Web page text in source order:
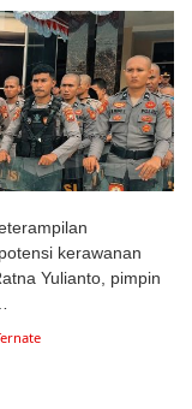
kerawanan
Yulianto, pimpin